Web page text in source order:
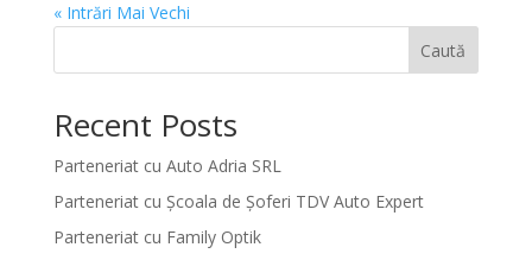
« Intrări Mai Vechi
Caută
Recent Posts
Parteneriat cu Auto Adria SRL
Parteneriat cu Școala de Șoferi TDV Auto Expert
Parteneriat cu Family Optik